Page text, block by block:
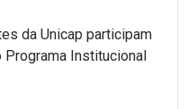
da Unicap participam
Institucional